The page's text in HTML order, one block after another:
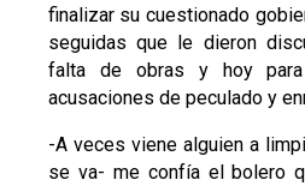
finalizar su cuestionado
seguidas que le dieron
falta de obras y hoy
acusaciones de peculado y
-A veces viene alguien a
se va- me confía el bolero